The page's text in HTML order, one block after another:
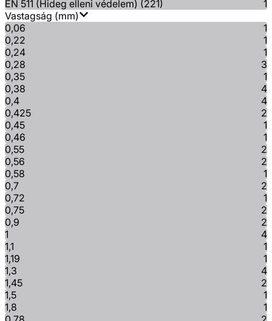
EN 511 (Hideg elleni védelem) (221)
1
Vastagság (mm)
0,06
1
0,22
1
0,24
1
0,28
3
0,35
1
0,38
4
0,4
4
0,425
2
0,45
1
0,46
1
0,55
2
0,56
2
0,58
1
0,7
2
0,72
1
0,75
2
0,9
2
1
4
1,1
1
1,19
1
1,3
4
1,45
2
1,5
1
1,8
1